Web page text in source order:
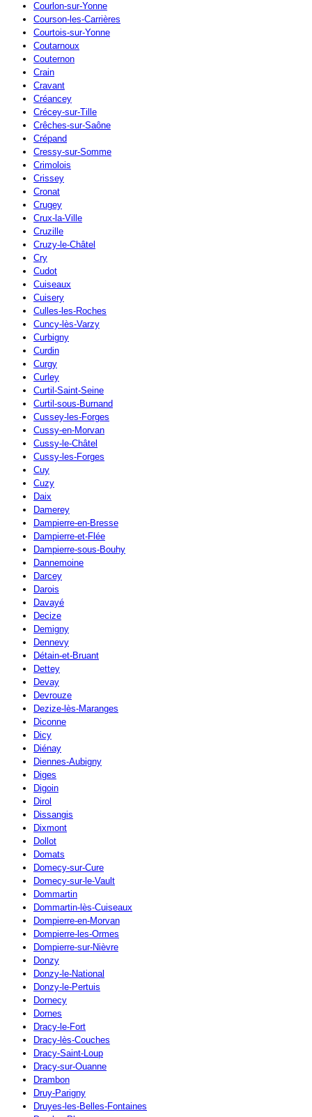
Courlon-sur-Yonne
Courson-les-Carrières
Courtois-sur-Yonne
Coutarnoux
Couternon
Crain
Cravant
Créancey
Crécey-sur-Tille
Crêches-sur-Saône
Crépand
Cressy-sur-Somme
Crimolois
Crissey
Cronat
Crugey
Crux-la-Ville
Cruzille
Cruzy-le-Châtel
Cry
Cudot
Cuiseaux
Cuisery
Culles-les-Roches
Cuncy-lès-Varzy
Curbigny
Curdin
Curgy
Curley
Curtil-Saint-Seine
Curtil-sous-Burnand
Cussey-les-Forges
Cussy-en-Morvan
Cussy-le-Châtel
Cussy-les-Forges
Cuy
Cuzy
Daix
Damerey
Dampierre-en-Bresse
Dampierre-et-Flée
Dampierre-sous-Bouhy
Dannemoine
Darcey
Darois
Davayé
Decize
Demigny
Dennevy
Détain-et-Bruant
Dettey
Devay
Devrouze
Dezize-lès-Maranges
Diconne
Dicy
Diénay
Diennes-Aubigny
Diges
Digoin
Dirol
Dissangis
Dixmont
Dollot
Domats
Domecy-sur-Cure
Domecy-sur-le-Vault
Dommartin
Dommartin-lès-Cuiseaux
Dompierre-en-Morvan
Dompierre-les-Ormes
Dompierre-sur-Nièvre
Donzy
Donzy-le-National
Donzy-le-Pertuis
Dornecy
Dornes
Dracy-le-Fort
Dracy-lès-Couches
Dracy-Saint-Loup
Dracy-sur-Ouanne
Drambon
Druy-Parigny
Druyes-les-Belles-Fontaines